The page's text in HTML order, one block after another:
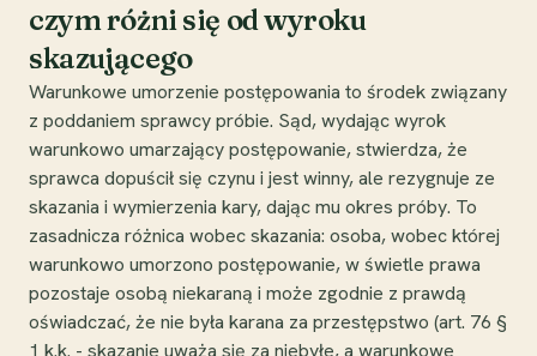
czym różni się od wyroku
skazującego
Warunkowe umorzenie postępowania to środek związany
z poddaniem sprawcy próbie. Sąd, wydając wyrok
warunkowo umarzający postępowanie, stwierdza, że
sprawca dopuścił się czynu i jest winny, ale rezygnuje ze
skazania i wymierzenia kary, dając mu okres próby. To
zasadnicza różnica wobec skazania: osoba, wobec której
warunkowo umorzono postępowanie, w świetle prawa
pozostaje osobą niekaraną i może zgodnie z prawdą
oświadczać, że nie była karana za przestępstwo (art. 76 §
1 k.k. - skazanie uważa się za niebyłe, a warunkowe